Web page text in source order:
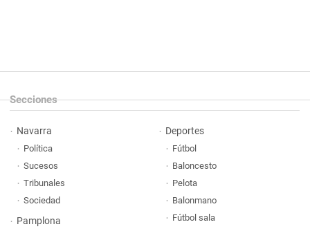
Secciones
Navarra
Política
Sucesos
Tribunales
Sociedad
Pamplona
Deportes
Fútbol
Baloncesto
Pelota
Balonmano
Fútbol sala